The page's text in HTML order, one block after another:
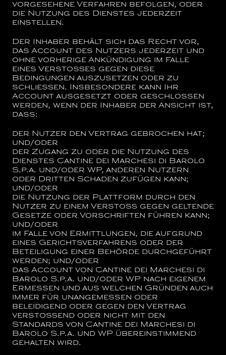
vorgesehene Verfahren befolgen, oder
die Nutzung des Dienstes jederzeit
einstellen.
Der Inhaber behält sich das Recht vor,
das Account des Nutzers jederzeit und
ohne vorherige Ankündigung im Falle
eines Verstoßes gegen diese
Bedingungen auszusetzen oder zu
schließen. Insbesondere kann Ihr
Account ausgesetzt oder geschlossen
werden, wenn der Inhaber der Ansicht ist,
dass:
der Nutzer den Vertrag gebrochen hat;
und/oder
der Zugang zu oder die Nutzung des
Dienstes Cantine dei Marchesi di Barolo
S.p.a. und/oder WP, anderen Nutzern
oder Dritten Schaden zufügen kann;
und/oder
die Nutzung der Plattform durch den
Nutzer zu einem Verstoß gegen geltende
Gesetze oder Vorschriften führen kann;
und/oder
im Falle von Ermittlungen, die aufgrund
eines Gerichtsverfahrens oder der
Beteiligung einer Behörde durchgeführt
werden; und/oder
das Account von Cantine dei Marchesi di
Barolo S.p.a. und/oder WP nach eigenem
Ermessen und aus welchen Gründen auch
immer für unangemessen oder
beleidigend oder gegen den Vertrag
verstoßend oder nicht mit den
Standards von Cantine dei Marchesi di
Barolo S.p.a. und WP übereinstimmend
gehalten wird.